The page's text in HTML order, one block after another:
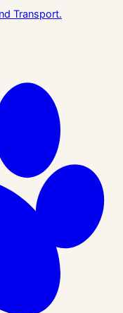
Transport.